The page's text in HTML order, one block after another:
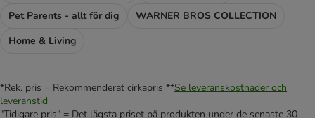
Pet Parents - allt för dig
WARNER BROS COLLECTION
Home & Living
*Rek. pris = Rekommenderat cirkapris **Se leveranskostnader och
leveranstid
"Tidigare pris" = Det lägsta priset på produkten under de senaste 30